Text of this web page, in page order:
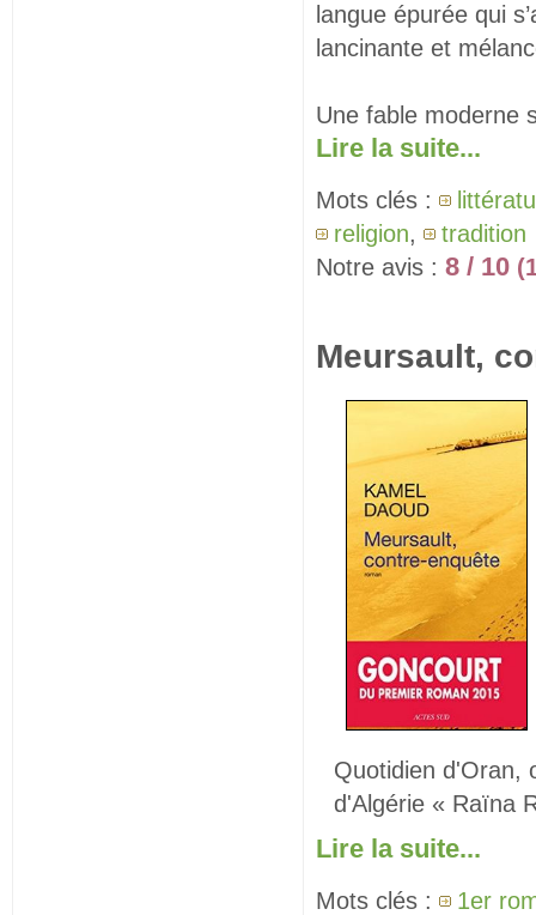
langue épurée qui
lancinante et
Une fable moderne
Lire la suite...
Mots clés :
religion,
tradition
Notre avis : 8 / 10
Meursault,
Quotidien d'Oran,
d'Algérie « Raïna
Lire la suite...
Mots clés :
1er